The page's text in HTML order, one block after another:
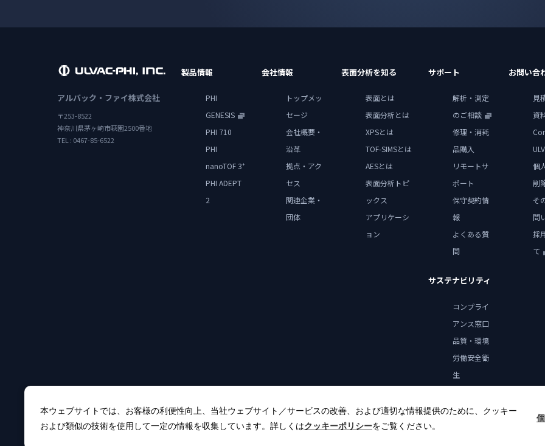
アルバック・ファイ株式会社
〒253-8522
神奈川県茅ヶ崎市萩園2500番地
TEL : 0467-85-6522
製品情報
PHI
GENESIS
PHI 710
PHI
nanoTOF 3+
PHI ADEPT
2
会社情報
トップメッ
セージ
会社概要・
沿革
拠点・アク
セス
関連企業・
団体
表面分析を知る
表面とは
表面分析とは
XPSとは
TOF-SIMSとは
AESとは
表面分析トピ
ックス
アプリケーシ
ョン
サポート
解析・測定
のご相談
修理・消耗
品購入
リモートサ
ポート
保守契約情
報
よくある質
問
サステナビリティ
コンプライ
アンス窓口
品質・環境
労働安全衛
生
お問い合
見
資
個
削
そ
問
採
て
本ウェブサイトでは、お客様の利便性向上、当社ウェブサイト／サービスの改善、および適切な情報提供のために、クッキー
および類似の技術を使用して一定の情報を収集しています。詳しくはクッキーポリシーをご覧ください。